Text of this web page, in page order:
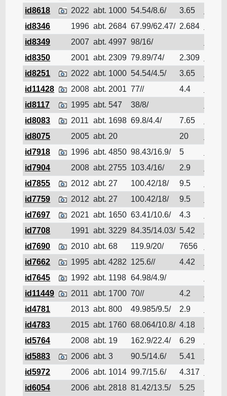
id8618
2022 abt. 1000 54.54/8.6/ 3.65
id8346
1996 abt. 2684 67.99/62.47/ 2.684
id8349
2007 abt. 4997 98/16/
id8350
2001 abt. 2309 79.89/74/ 2.309
id8251
2022 abt. 1000 54.54/4.5/ 3.65
id11428
2008 abt. 2001 77// 4.4
id8117
1995 abt. 547 38/8/
id8083
2011 abt. 1698 69.8/4.4/ 7.65
id8075
2005 abt. 20 20
id7918
1996 abt. 4850 98.43/16.9/ 5
id7904
2008 abt. 2755 103.4/16/ 2.9
id7855
2012 abt. 27 100.42/18/ 9.5
id7759
2012 abt. 27 100.42/18/ 9.5
id7697
2021 abt. 1650 63.41/10.6/ 4.3
id7708
1991 abt. 3229 84.35/14.03/ 5.42
id7690
2010 abt. 68 119.9/20/ 7656
id7662
1995 abt. 4282 125.6// 4.42
id7645
1992 abt. 1198 64.98/4.9/
id11449
2011 abt. 1700 70// 4.2
id4781
2013 abt. 800 49.985/9.5/ 2.9
id4783
2015 abt. 1760 68.064/10.8/ 4.18
id5764
2008 abt. 19 162.9/22.4/ 6.29
id5883
2006 abt. 3 90.5/14.6/ 5.41
id5972
2006 abt. 1014 99.7/15.6/ 4.317
id6054
2006 abt. 2818 81.42/13.5/ 5.25